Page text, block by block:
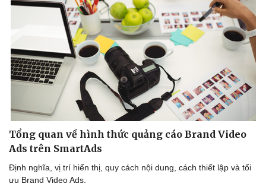
Tổng quan về hình thức quảng cáo Brand Video
Ads trên SmartAds
Định nghĩa, vị trí hiển thị, quy cách nội dung, cách thiết lập và tối
ưu Brand Video Ads.